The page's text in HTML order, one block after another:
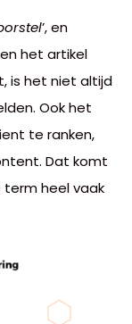
’, en
het artikel
is het niet altijd
Ook het
te ranken,
Dat komt
heel vaak